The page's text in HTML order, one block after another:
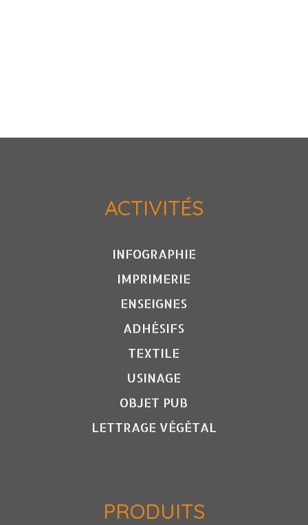
ACTIVITÉS
INFOGRAPHIE
IMPRIMERIE
ENSEIGNES
ADHÉSIFS
TEXTILE
USINAGE
OBJET PUB
LETTRAGE VÉGÉTAL
PRODUITS